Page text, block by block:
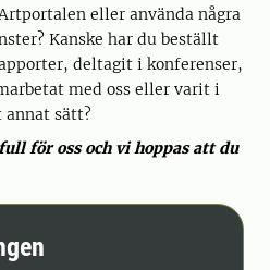
eller använda några
Kanske har du beställt
deltagit i konferenser,
med oss eller varit i
annat sätt?
för oss och vi hoppas att du